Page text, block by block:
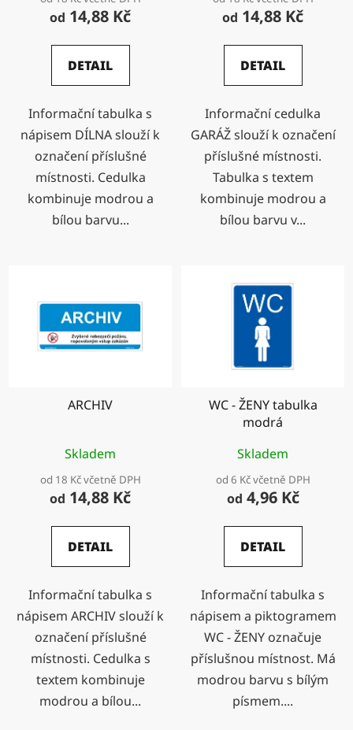
od 14,88 Kč
DETAIL
Informační tabulka s
nápisem DÍLNA slouží k
označení příslušné
místnosti. Cedulka
kombinuje modrou a
bílou barvu...
od 14,88 Kč
DETAIL
Informační cedulka
GARÁŽ slouží k označení
příslušné místnosti.
Tabulka s textem
kombinuje modrou a
bílou barvu v...
ARCHIV
Skladem
od 18 Kč včetně DPH
od 14,88 Kč
DETAIL
Informační tabulka s
nápisem ARCHIV slouží k
označení příslušné
místnosti. Cedulka s
textem kombinuje
modrou a bílou...
WC - ŽENY tabulka
modrá
Skladem
od 6 Kč včetně DPH
od 4,96 Kč
DETAIL
Informační tabulka s
nápisem a piktogramem
WC - ŽENY označuje
příslušnou místnost. Má
modrou barvu s bílým
písmem....